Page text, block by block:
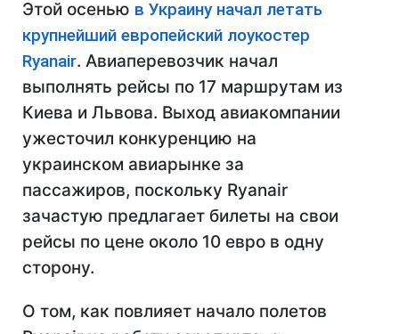
Этой осенью в Украину начал летать
крупнейший европейский лоукостер
Ryanair. Авиаперевозчик начал
выполнять рейсы по 17 маршрутам из
Киева и Львова. Выход авиакомпании
ужесточил конкуренцию на
украинском авиарынке за
пассажиров, поскольку Ryanair
зачастую предлагает билеты на свои
рейсы по цене около 10 евро в одну
сторону.
О том, как повлияет начало полетов